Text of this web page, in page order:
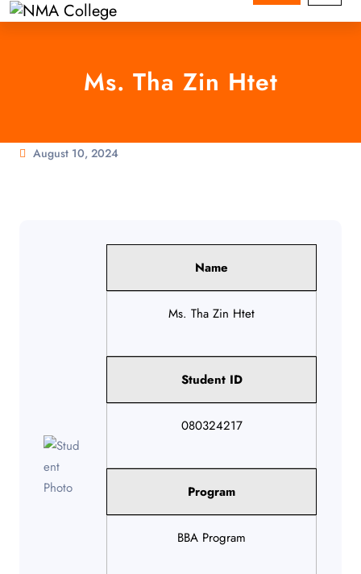
Ms. Tha Zin Htet
August 10, 2024
Name
Ms. Tha Zin Htet
Student ID
080324217
Program
BBA Program